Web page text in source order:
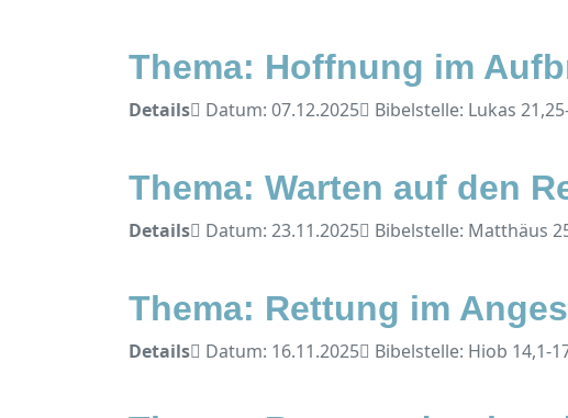
Thema: Hoffnung im
Details Datum: 07.12.2025 Bibelstelle: Lukas
Thema: Warten auf den
Details Datum: 23.11.2025 Bibelstelle: Matthäus
Thema: Rettung im
Details Datum: 16.11.2025 Bibelstelle: Hiob 14,1-